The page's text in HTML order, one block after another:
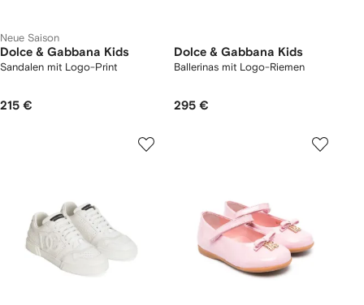
Neue Saison
Dolce & Gabbana Kids
Sandalen mit Logo-Print
215 €
Dolce & Gabbana Kids
Ballerinas mit Logo-Riemen
295 €